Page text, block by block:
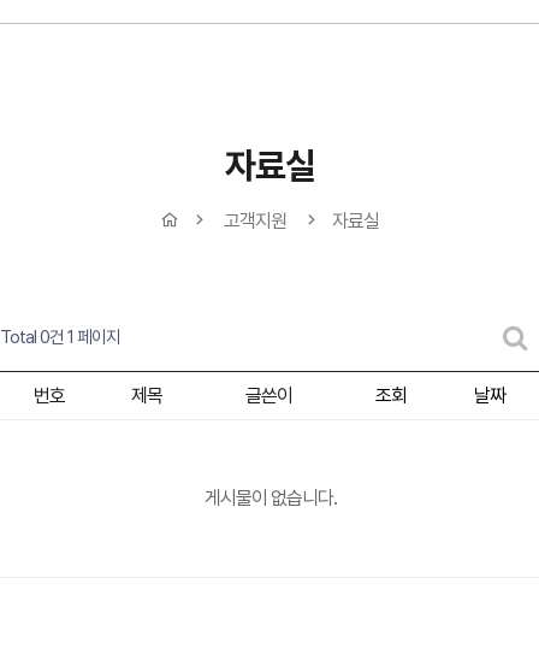
자료실
고객지원 자료실
Total 0건 1 페이지
번호 제목 글쓴이 조회 날짜
게시물이 없습니다.